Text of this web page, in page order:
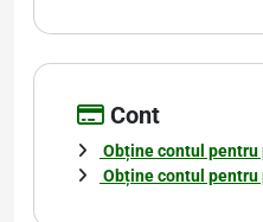
Cont
Obține contul
Obține contul